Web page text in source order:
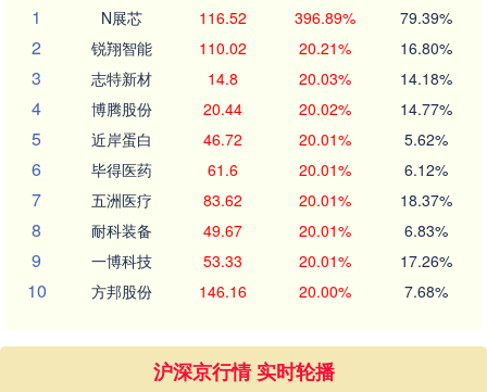
1
N展芯 116.52 396.89% 79.39%
2 锐翔智能 110.02 20.21% 16.80%
3 志特新材 14.8 20.03% 14.18%
4 博腾股份 20.44 20.02% 14.77%
5 近岸蛋白 46.72 20.01% 5.62%
6 毕得医药 61.6 20.01% 6.12%
7 五洲医疗 83.62 20.01% 18.37%
8 耐科装备 49.67 20.01% 6.83%
9 一博科技 53.33 20.01% 17.26%
10 方邦股份 146.16 20.00% 7.68%
沪深京行情 实时轮播